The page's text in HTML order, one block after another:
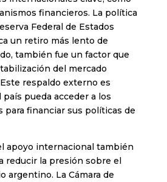
financieros. La política
Federal de Estados
un retiro más lento de
también fue un factor que
del mercado
respaldo externo es
pueda acceder a los
para financiar sus políticas de
apoyo internacional también
reducir la presión sobre el
argentino. La Cámara de